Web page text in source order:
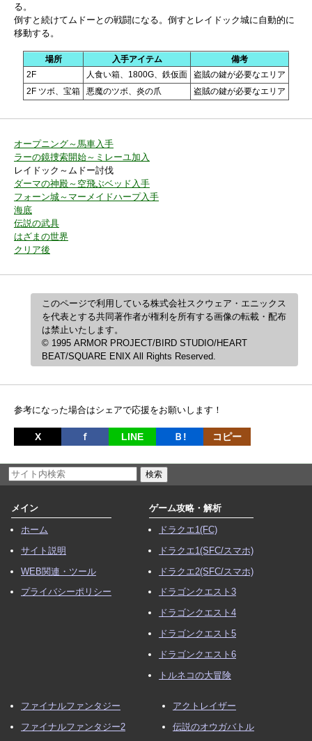
る。
倒すと続けてムドーとの戦闘になる。倒すとレイドック城に自動的に
移動する。
場所 入手アイテム
備考
2F
人食い箱、1800G、鉄仮面
盗賊の鍵が必要なエリア
2F ツボ、宝箱
悪魔のツボ、炎の爪 盗賊の鍵が必要なエリア
オープニング～馬車入手
ラーの鏡捜索開始～ミレーユ加入
レイドック～ムドー討伐
ダーマの神殿～空飛ぶベッド入手
フォーン城～マーメイドハープ入手
海底
伝説の武具
はざまの世界
クリア後
このページで利用している株式会社スクウェア・エニックス
を代表とする共同著作者が権利を所有する画像の転載・配布
は禁止いたします。
© 1995 ARMOR PROJECT/BIRD STUDIO/HEART
BEAT/SQUARE ENIX All Rights Reserved.
参考になった場合はシェアで応援をお願いします！
X ｆ LINE Ｂ! コピー
メイン
ホーム
サイト説明
WEB関連・ツール
プライバシーポリシー
ゲーム攻略・解析
ドラクエ1(FC)
ドラクエ1(SFC/スマホ)
ドラクエ2(SFC/スマホ)
ドラゴンクエスト3
ドラゴンクエスト4
ドラゴンクエスト5
ドラゴンクエスト6
トルネコの大冒険
ファイナルファンタジー
ファイナルファンタジー2
アクトレイザー
伝説のオウガバトル